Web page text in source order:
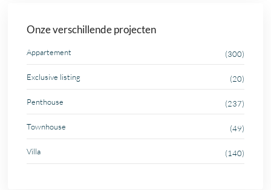
Onze verschillende projecten
Appartement (300)
Exclusive listing (20)
Penthouse (237)
Townhouse (49)
Villa (140)